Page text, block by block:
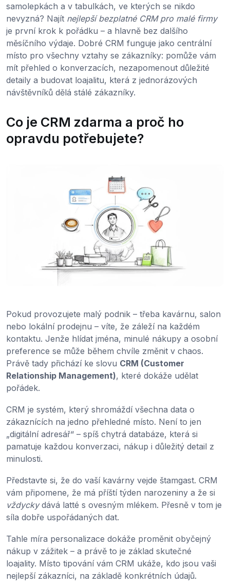
samolepkách a v tabulkách, ve kterých se nikdo
nevyzná? Najít nejlepší bezplatné CRM pro malé firmy
je první krok k pořádku – a hlavně bez dalšího
měsíčního výdaje. Dobré CRM funguje jako centrální
místo pro všechny vztahy se zákazníky: pomůže vám
mít přehled o konverzacích, nezapomenout důležité
detaily a budovat loajalitu, která z jednorázových
návštěvníků dělá stálé zákazníky.
Co je CRM zdarma a proč ho
opravdu potřebujete?
Pokud provozujete malý podnik – třeba kavárnu, salon
nebo lokální prodejnu – víte, že záleží na každém
kontaktu. Jenže hlídat jména, minulé nákupy a osobní
preference se může během chvíle změnit v chaos.
Právě tady přichází ke slovu CRM (Customer
Relationship Management), které dokáže udělat
pořádek.
CRM je systém, který shromáždí všechna data o
zákaznících na jedno přehledné místo. Není to jen
„digitální adresář“ – spíš chytrá databáze, která si
pamatuje každou konverzaci, nákup i důležitý detail z
minulosti.
Představte si, že do vaší kavárny vejde štamgast. CRM
vám připomene, že má příští týden narozeniny a že si
vždyckydává latté s ovesným mlékem. Přesně v tom je
síla dobře uspořádaných dat.
Tahle míra personalizace dokáže proměnit obyčejný
nákup v zážitek – a právě to je základ skutečné
loajality. Místo tipování vám CRM ukáže, kdo jsou vaši
nejlepší zákazníci, na základě konkrétních údajů.